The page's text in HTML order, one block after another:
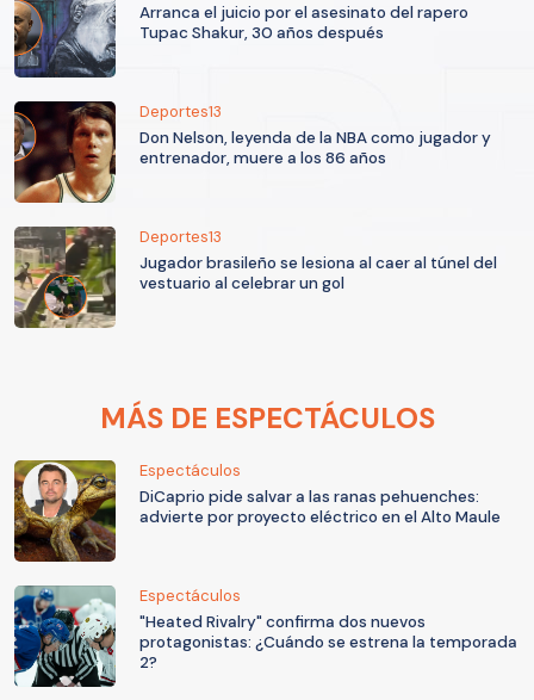
Arranca el juicio por el asesinato del rapero
Tupac Shakur, 30 años después
Deportes13
Don Nelson, leyenda de la NBA como jugador y
entrenador, muere a los 86 años
Deportes13
Jugador brasileño se lesiona al caer al túnel del
vestuario al celebrar un gol
MÁS DE ESPECTÁCULOS
Espectáculos
DiCaprio pide salvar a las ranas pehuenches:
advierte por proyecto eléctrico en el Alto Maule
Espectáculos
"Heated Rivalry" confirma dos nuevos
protagonistas: ¿Cuándo se estrena la temporada
2?